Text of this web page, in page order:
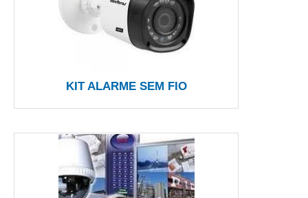
KIT ALARME SEM FIO